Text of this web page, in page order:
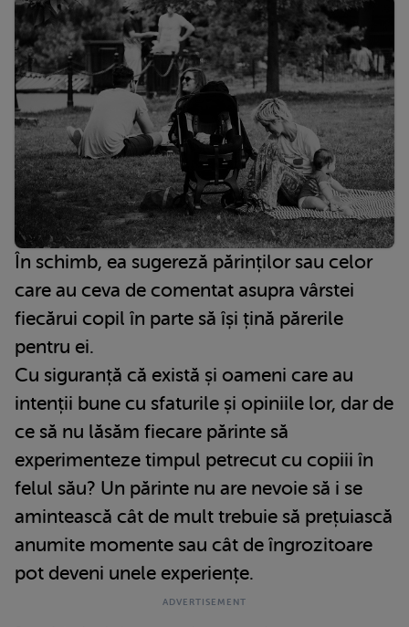
În schimb, ea sugereză părinților sau celor
care au ceva de comentat asupra vârstei
fiecărui copil în parte să își țină părerile
pentru ei.
Cu siguranță că există și oameni care au
intenții bune cu sfaturile și opiniile lor, dar de
ce să nu lăsăm fiecare părinte să
experimenteze timpul petrecut cu copiii în
felul său? Un părinte nu are nevoie să i se
amintească cât de mult trebuie să prețuiască
anumite momente sau cât de îngrozitoare
pot deveni unele experiențe.